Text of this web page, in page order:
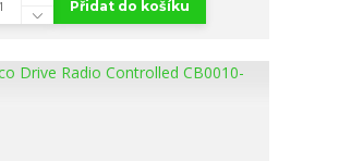
Přidat do košíku